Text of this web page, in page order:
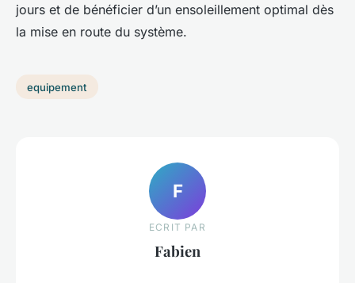
jours et de bénéficier d’un ensoleillement optimal dès
la mise en route du système.
equipement
F
ECRIT PAR
Fabien